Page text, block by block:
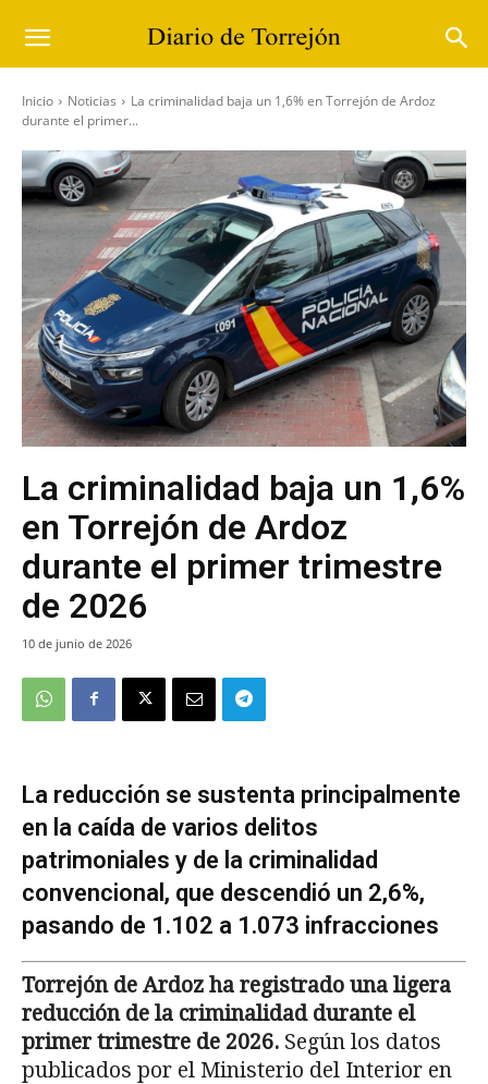
Inicio Noticias
La criminalidad baja un 1,6% en Torrejón de Ardoz
durante el primer...
La criminalidad baja un 1,6%
en Torrejón de Ardoz
durante el primer trimestre
de 2026
10 de junio de 2026
La reducción se sustenta principalmente
en la caída de varios delitos
patrimoniales y de la criminalidad
convencional, que descendió un 2,6%,
pasando de 1.102 a 1.073 infracciones
Torrejón de Ardoz ha registrado una ligera
reducción de la criminalidad durante el
primer trimestre de 2026. Según los datos
publicados por el Ministerio del Interior en